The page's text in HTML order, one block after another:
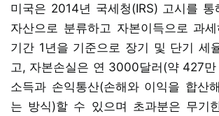
미국은 2014년 국세청(IRS) 고시를 통
자산으로 분류하고 자본이득으로 과
기간 1년을 기준으로 장기 및 단기 세
고, 자본손실은 연 3000달러(약 427
소득과 손익통산(손해와 이익을 합산
는 방식)할 수 있으며 초과분은 무기